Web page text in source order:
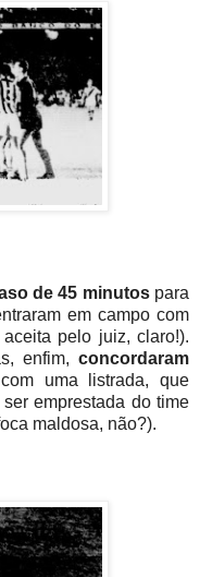
de 45 minutospara
em campo com
pelo juiz, claro!).
enfim, concordaram
uma listrada, que
emprestada do time
maldosa, não?).